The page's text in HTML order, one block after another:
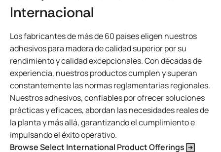
Internacional
Los fabricantes de más de 60 países eligen nuestros
adhesivos para madera de calidad superior por su
rendimiento y calidad excepcionales. Con décadas de
experiencia, nuestros productos cumplen y superan
constantemente las normas reglamentarias regionales.
Nuestros adhesivos, confiables por ofrecer soluciones
prácticas y eficaces, abordan las necesidades reales de
la planta y más allá, garantizando el cumplimiento e
impulsando el éxito operativo.
Browse Select International Product Offerings